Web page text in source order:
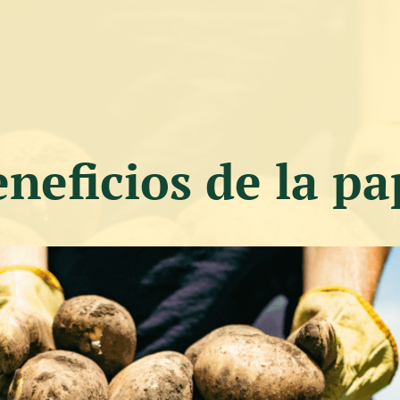
de la